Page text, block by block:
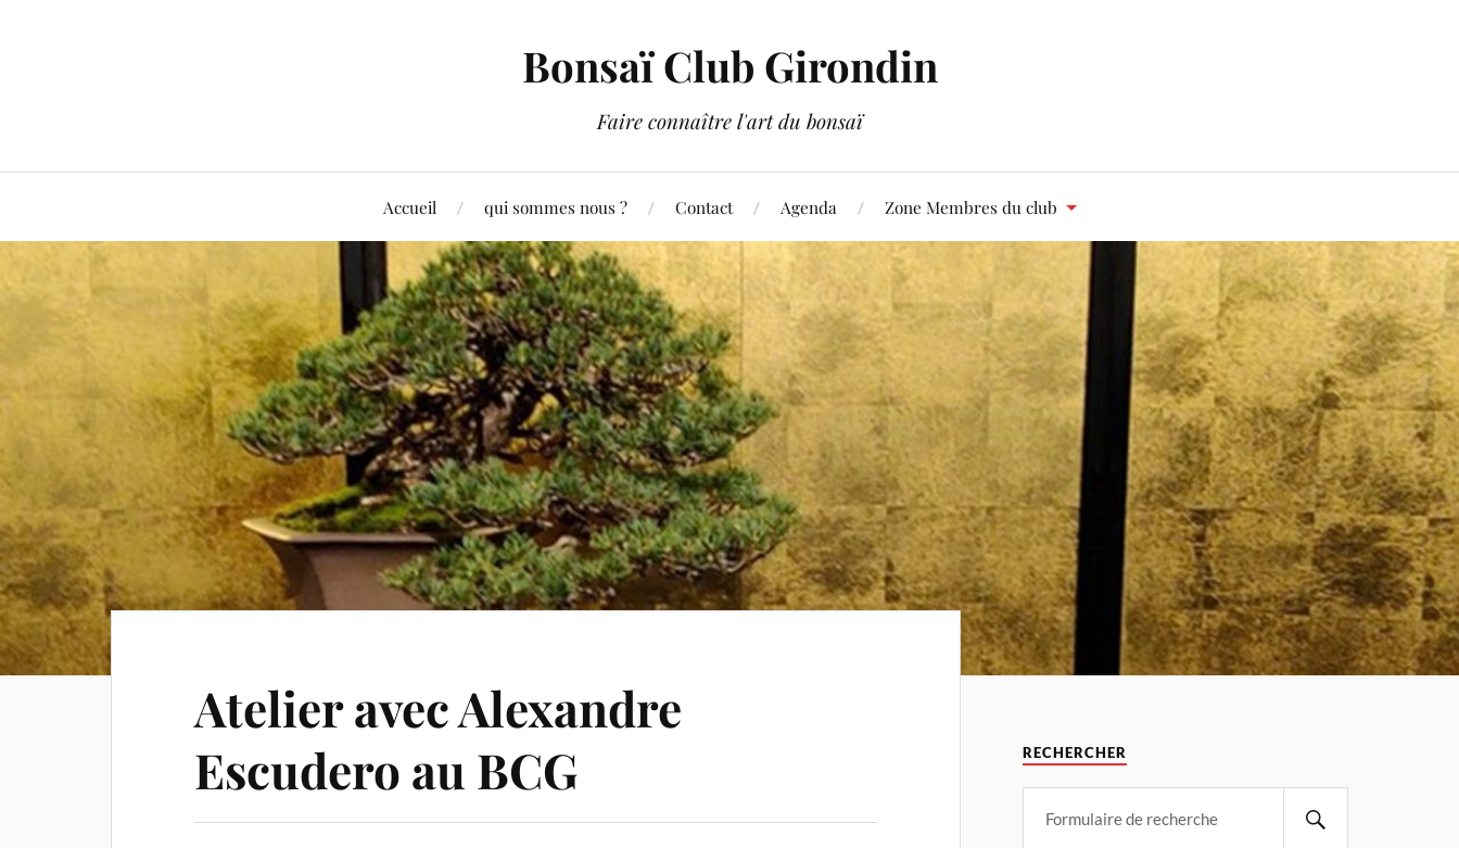
Bonsaï Club Girondin
Faire connaître l'art du bonsaï
Accueil qui sommes nous ? Contact Agenda Zone Membres du club
Atelier avec Alexandre
Escudero au BCG
RECHERCHER